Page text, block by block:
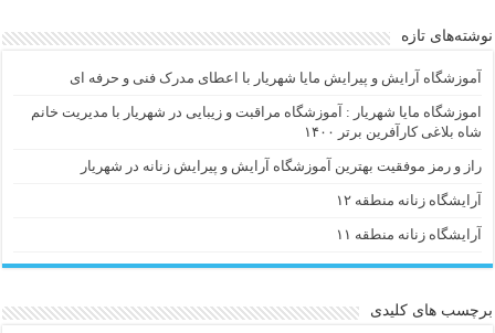
نوشته‌های تازه
آموزشگاه آرایش و پیرایش مایا شهریار با اعطای مدرک فنی و حرفه ای
اموزشگاه مایا شهریار : آموزشگاه مراقبت و زیبایی در شهریار با مدیریت خانم
شاه بلاغی کارآفرین برتر ۱۴۰۰
راز و رمز موفقیت بهترین آموزشگاه آرایش و پیرایش زنانه در شهریار
آرایشگاه زنانه منطقه ۱۲
آرایشگاه زنانه منطقه ۱۱
برچسب های کلیدی